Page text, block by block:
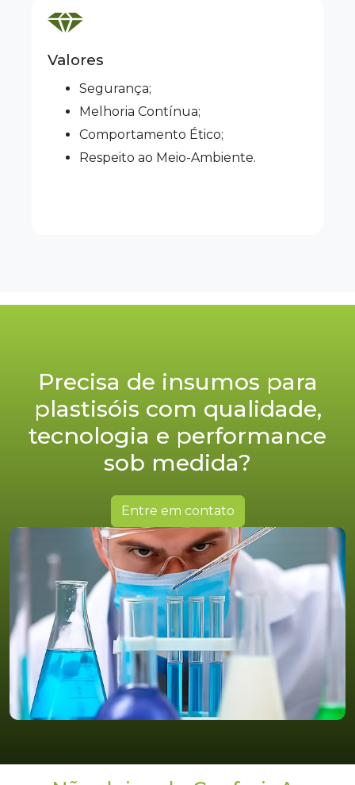
Valores
Segurança;
Melhoria Contínua;
Comportamento Ético;
Respeito ao Meio-Ambiente.
Precisa de insumos para
plastisóis com qualidade,
tecnologia e performance
sob medida?
Entre em contato